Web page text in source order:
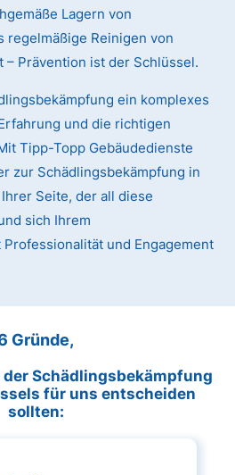
Lagern von
regelmäßige Reinigen von
– Prävention ist der Schlüssel.
ein komplexes
und die richtigen
Tipp-Topp Gebäudedienste
zur Schädlingsbekämpfung in
Seite, der all diese
sich Ihrem
und Engagement
Gründe,
der Schädlingsbekämpfung
für uns entscheiden
sollten: